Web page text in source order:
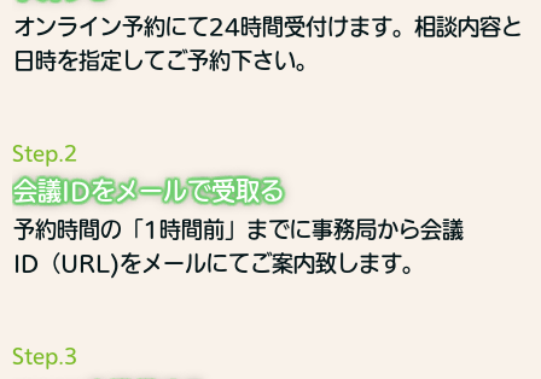
オンライン予約にて24時間受付けます。相談内容と
日時を指定してご予約下さい。
Step.2
会議IDをメールで受取る
予約時間の「1時間前」までに事務局から会議
ID（URL)をメールにてご案内致します。
Step.3